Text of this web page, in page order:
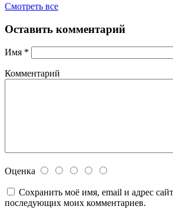
Смотреть все
Оставить комментарий
Имя *
Комментарий
Оценка
Сохранить моё имя, email и адрес
последующих моих комментариев.